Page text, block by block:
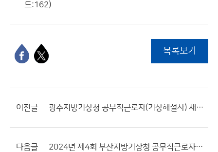
드:162)
목록보기
이전글 광주지방기상청 공무직근로자(기상해설사) 채용 최종합격자 공고
다음글 2024년 제4회 부산지방기상청 공무직근로자(시설물청소원) 채용 최종합격자 공고